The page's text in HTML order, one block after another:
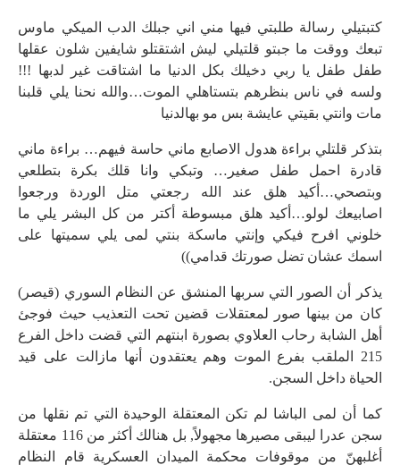
كتبتيلي رسالة طلبتي فيها مني اني جبلك الدب الميكي ماوس
تبعك ووقت ما جبتو قلتيلي ليش اشتقتلو شايفين شلون عقلها
طفل طفل يا ربي دخيلك بكل الدنيا ما اشتاقت غير لدبها !!!
ولسه في ناس بنظرهم بتستاهلي الموت…والله نحنا يلي قلبنا
مات وانتي بقيتي عايشة بس مو بهالدنيا
بتذكر قلتلي براءة هدول الاصابع ماني حاسة فيهم… براءة ماني
قادرة احمل طفل صغير… وتبكي وانا قلك بكرة بتطلعي
وبتصحي…أكيد هلق عند الله رجعتي متل الوردة ورجعوا
اصابيعك لولو…أكيد هلق مبسوطة أكتر من كل البشر يلي ما
خلوني افرح فيكي وإنتي ماسكة بنتي لمى يلي سميتها على
اسمك عشان تضل صورتك قدامي))
يذكر أن الصور التي سربها المنشق عن النظام السوري (قيصر)
كان من بينها صور لمعتقلات قضين تحت التعذيب حيث فوجئ
أهل الشابة رحاب العلاوي بصورة ابنتهم التي قضت داخل الفرع
215 الملقب بفرع الموت وهم يعتقدون أنها مازالت على قيد
الحياة داخل السجن.
كما أن لمى الباشا لم تكن المعتقلة الوحيدة التي تم نقلها من
سجن عدرا ليبقى مصيرها مجهولاً, بل هنالك أكثر من 116 معتقلة
أغلبهنّ من موقوفات محكمة الميدان العسكرية قام النظام